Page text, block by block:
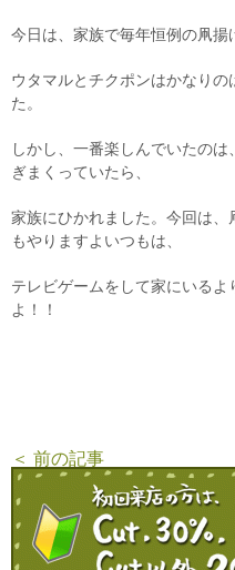
今日は、家族で毎年恒例の凧揚
ウタマルとチクポンはかなり
た。
しかし、一番楽しんでいたの
ぎまくっていたら、
家族にひかれました。今回は
もやりますよいつもは、
テレビゲームをして家にいる
よ！！
＜ 前の記事